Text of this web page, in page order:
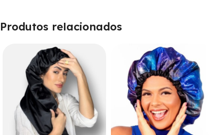
Produtos relacionados